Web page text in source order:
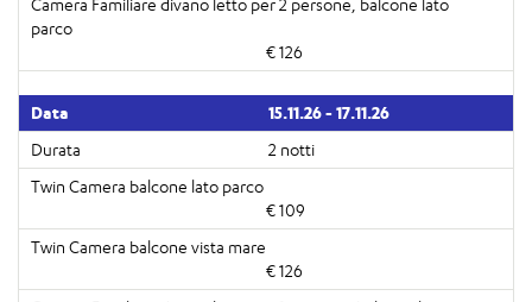
€ 126
15.11.26 - 17.11.26
2 notti
€ 109
€ 126